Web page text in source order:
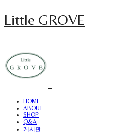
Little GROVE
HOME
ABOUT
SHOP
Q&A
게시판